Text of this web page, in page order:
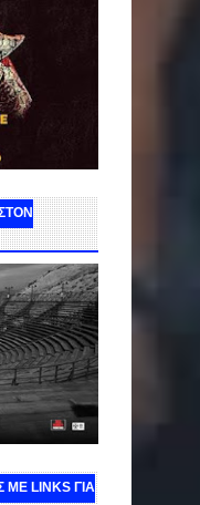
ΜΕ LINKS ΓΙΑ